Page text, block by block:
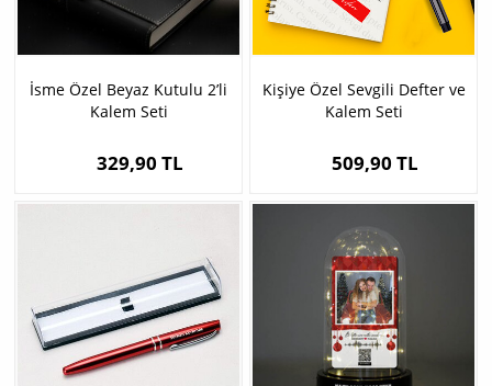
İsme Özel Beyaz Kutulu 2’li
Kalem Seti
329,90 TL
Kişiye Özel Sevgili Defter ve
Kalem Seti
509,90 TL